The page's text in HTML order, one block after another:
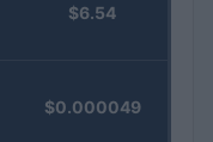
$6.54
$0.000049